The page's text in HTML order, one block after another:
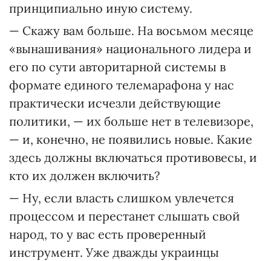
принципиально иную систему.
— Скажу вам больше. На восьмом месяце
«вынашивания» национального лидера и
его по сути авторитарной системы в
формате единого телемарафона у нас
практически исчезли действующие
политики, — их больше нет в телевизоре,
— и, конечно, не появились новые. Какие
здесь должны включаться противовесы, и
кто их должен включить?
— Ну, если власть слишком увлечется
процессом и перестанет слышать свой
народ, то у вас есть проверенный
инструмент. Уже дважды украинцы